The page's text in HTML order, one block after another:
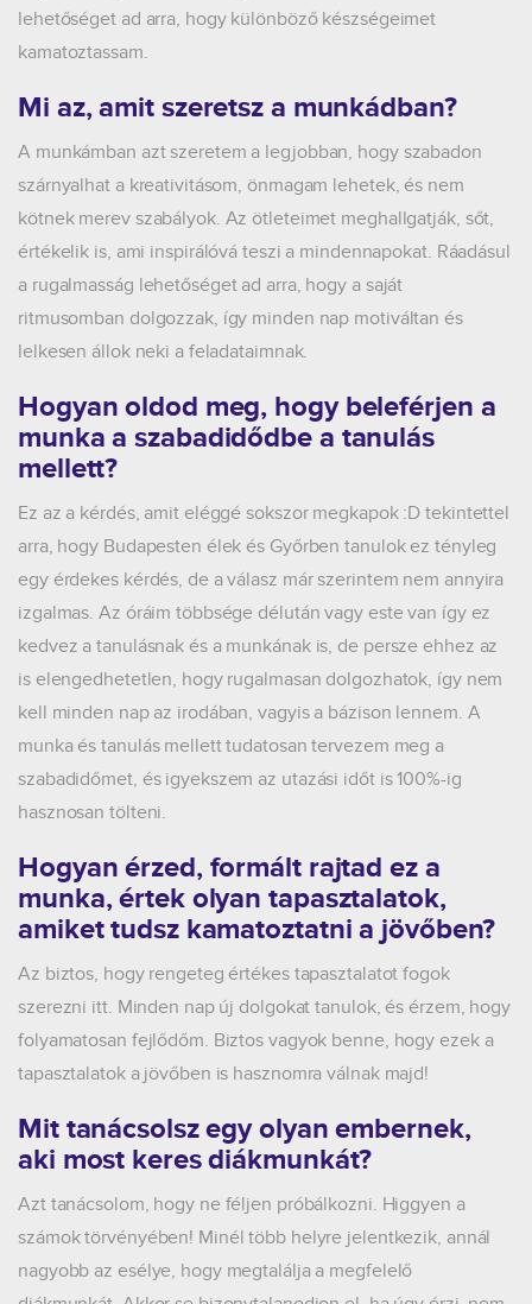
lehetőséget ad arra, hogy különböző készségeimet
kamatoztassam.
Mi az, amit szeretsz a munkádban?
A munkámban azt szeretem a legjobban, hogy szabadon
szárnyalhat a kreativitásom, önmagam lehetek, és nem
kötnek merev szabályok. Az ötleteimet meghallgatják, sőt,
értékelik is, ami inspirálóvá teszi a mindennapokat. Ráadásul
a rugalmasság lehetőséget ad arra, hogy a saját
ritmusomban dolgozzak, így minden nap motiváltan és
lelkesen állok neki a feladataimnak.
Hogyan oldod meg, hogy beleférjen a
munka a szabadidődbe a tanulás
mellett?
Ez az a kérdés, amit eléggé sokszor megkapok :D tekintettel
arra, hogy Budapesten élek és Győrben tanulok ez tényleg
egy érdekes kérdés, de a válasz már szerintem nem annyira
izgalmas. Az óráim többsége délután vagy este van így ez
kedvez a tanulásnak és a munkának is, de persze ehhez az
is elengedhetetlen, hogy rugalmasan dolgozhatok, így nem
kell minden nap az irodában, vagyis a bázison lennem. A
munka és tanulás mellett tudatosan tervezem meg a
szabadidőmet, és igyekszem az utazási időt is 100%-ig
hasznosan tölteni.
Hogyan érzed, formált rajtad ez a
munka, értek olyan tapasztalatok,
amiket tudsz kamatoztatni a jövőben?
Az biztos, hogy rengeteg értékes tapasztalatot fogok
szerezni itt. Minden nap új dolgokat tanulok, és érzem, hogy
folyamatosan fejlődőm. Biztos vagyok benne, hogy ezek a
tapasztalatok a jövőben is hasznomra válnak majd!
Mit tanácsolsz egy olyan embernek,
aki most keres diákmunkát?
Azt tanácsolom, hogy ne féljen próbálkozni. Higgyen a
számok törvényében! Minél több helyre jelentkezik, annál
nagyobb az esélye, hogy megtalálja a megfelelő